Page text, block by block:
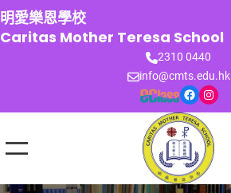
跳
至
主
明愛樂恩學校
Caritas Mother Teresa School
2310 0440
info@cmts.edu.hk
Facebook Instagram